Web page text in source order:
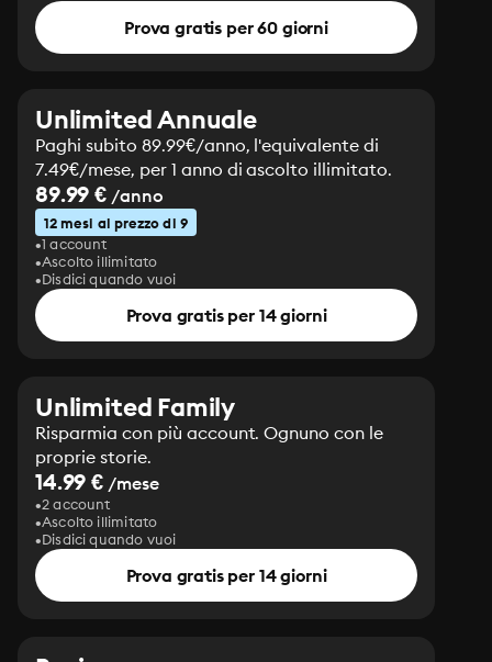
Prova gratis per 60 giorni
Unlimited Annuale
Paghi subito 89.99€/anno, l'equivalente di
7.49€/mese, per 1 anno di ascolto illimitato.
89.99 € /anno
12 mesi al prezzo di 9
1 account
Ascolto illimitato
Disdici quando vuoi
Prova gratis per 14 giorni
Unlimited Family
Risparmia con più account. Ognuno con le
proprie storie.
14.99 € /mese
2 account
Ascolto illimitato
Disdici quando vuoi
Prova gratis per 14 giorni